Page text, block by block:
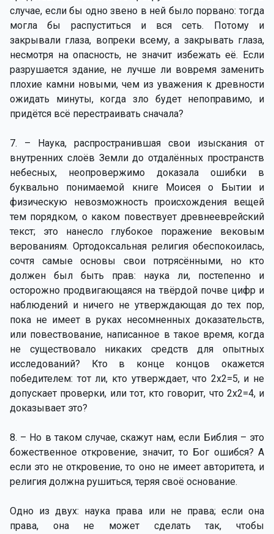
случае, если бы одно звено в ней было порвано: тогда
могла бы распуститься и вся сеть. Потому и
закрывали глаза, вопреки всему, а закрывать глаза,
несмотря на опасность, не значит избежать её. Если
разрушается здание, не лучше ли вовремя заменить
плохие камни новыми, чем из уважения к древности
ожидать минуты, когда зло будет непоправимо, и
придётся всё перестраивать сначала?
7. – Наука, распространившая свои изыскания от
внутренних слоёв Земли до отдалённых пространств
небесных, неопровержимо доказала ошибки в
буквально понимаемой книге Моисея о Бытии и
физическую невозможность происхождения вещей
тем порядком, о каком повествует древнееврейский
текст; это нанесло глубокое поражение вековым
верованиям. Ортодоксальная религия обеспокоилась,
сочтя самые основы свои потрясёнными, но кто
должен был быть прав: наука ли, постепенно и
осторожно продвигающаяся на твёрдой почве цифр и
наблюдений и ничего не утверждающая до тех пор,
пока не имеет в руках несомненных доказательств,
или повествование, написанное в такое время, когда
не существовало никаких средств для опытных
исследований? Кто в конце концов окажется
победителем: тот ли, кто утверждает, что 2х2=5, и не
допускает проверки, или тот, кто говорит, что 2х2=4, и
доказывает это?
8. – Но в таком случае, скажут нам, если Библия – это
божественное откровение, значит, то Бог ошибся? А
если это не откровение, то оно не имеет авторитета, и
религия должна рушиться, теряя своё основание.
Одно из двух: наука права или не права; если она
права, она не может сделать так, чтобы